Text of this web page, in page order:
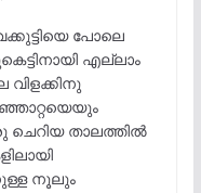
പോലെ
എല്ലാം
വിളക്കിനു
താലത്തിൽ
നൂലും